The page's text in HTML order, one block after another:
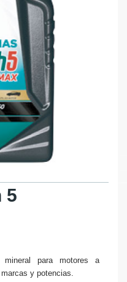
5
mineral para motores a
y potencias.